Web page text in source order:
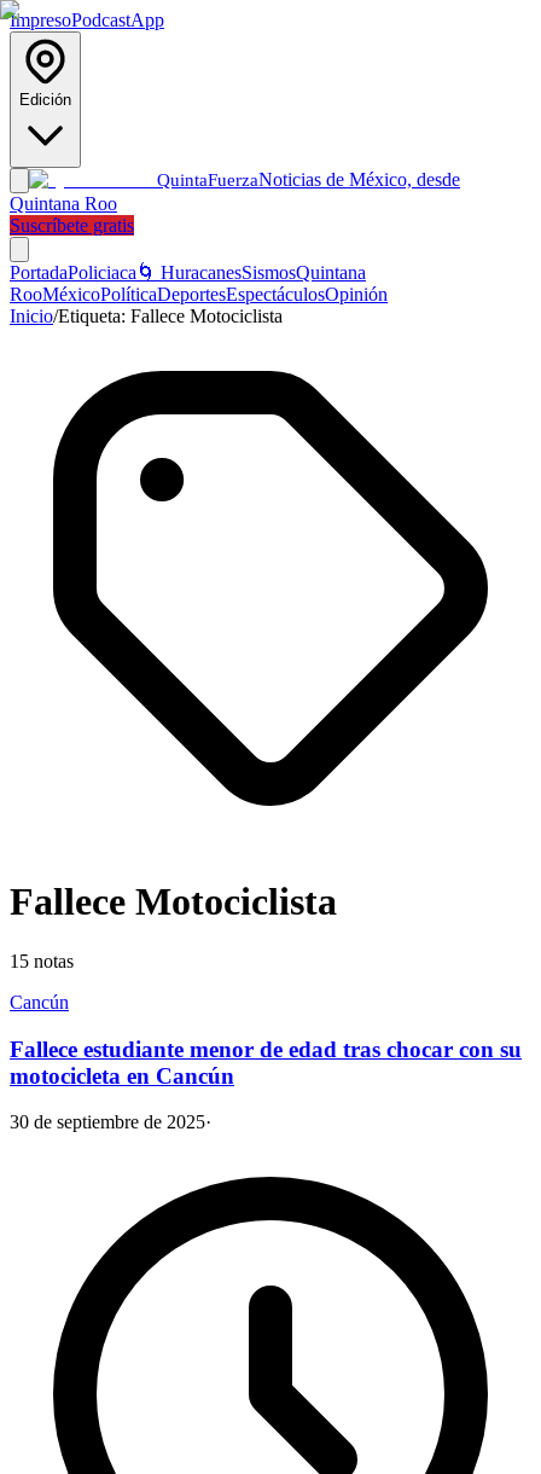
ImpresoPodcastApp
Edición
QuintaFuerzaNoticias de México, desde
Quintana Roo
Suscríbete gratis
PortadaPoliciaca 🌀 HuracanesSismosQuintana
RooMéxicoPolíticaDeportesEspectáculosOpinión
Inicio/Etiqueta: Fallece Motociclista
Fallece Motociclista
15 notas
Cancún
Fallece estudiante menor de edad tras chocar con su
motocicleta en Cancún
30 de septiembre de 2025·